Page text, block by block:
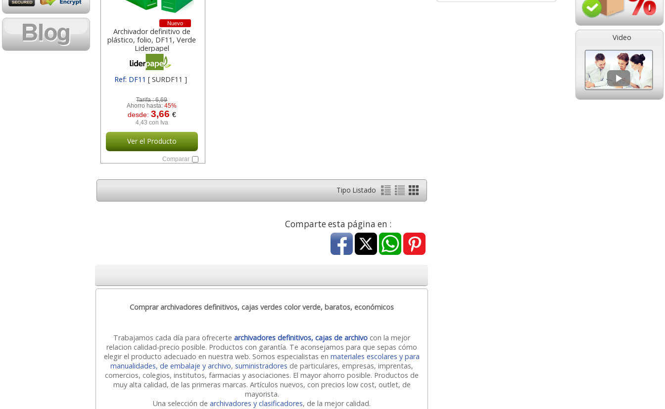
Video
Nuevo
Archivador definitivo de
plástico, folio, DF11, Verde
Liderpapel
Ref: DF11 [ SURDF11 ]
Tarifa :6,69
Ahorro hasta:45%
desde: 3,66 €
4,43 con Iva
Ver el Producto
Comparar
Tipo Listado
Comparte esta página en :
Comprar archivadores definitivos, cajas verdes color verde, baratos, económicos
Trabajamos cada día para ofrecertearchivadores definitivos, cajas de archivo con la mejor
relacion calidad-precio posible. Productos con garantía. Te aconsejamos para que sepas cómo
elegir el producto adecuado en nuestra web. Somos especialistas enmateriales escolares y para
manualidades, de embalaje y archivo, suministradores de particulares, empresas, imprentas,
comercios, colegios, institutos, farmacias y asociaciones. El mayor ahorro posible. Productos de
muy alta calidad, de las primeras marcas. Artículos nuevos, con precios low cost, outlet, de
mayorista.
Una selección dearchivadores y clasificadores, de la mejor calidad.